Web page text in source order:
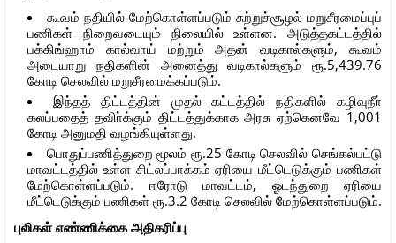
கூவம் நதியில் மேற்கொள்ளப்படும் சுற்றுச்சூழல் மறுசீரமைப்புப்
பணிகள் நிறைவடையும் நிலையில் உள்ளன. அடுத்தகட்டத்தில்
பக்கிங்ஹாம் கால்வாய் மற்றும் அதன் வடிகால்களும், கூவம்
அடையாறு நதிகளின் அனைத்து வடிகால்களும் ரூ.5,439.76
கோடி செலவில் மறுசீரமைக்கப்படும்.
இந்தத் திட்டத்தின் முதல் கட்டத்தில் நதிகளில் கழிவுநீா்
கலப்பதைத் தவிா்க்கும் திட்டத்துக்காக அரசு ஏற்கெனவே 1,001
கோடி அனுமதி வழங்கியுள்ளது.
பொதுப்பணித்துறை மூலம் ரூ.25 கோடி செலவில் செங்கல்பட்டு
மாவட்டத்தில் உள்ள சிட்லப்பாக்கம் ஏரியை மீட்டெடுக்கும் பணிகள்
மேற்கொள்ளப்படும். ஈரோடு மாவட்டம், ஓடந்துறை ஏரியை
மீட்டெடுக்கும் பணிகள் ரூ.3.2 கோடி செலவில் மேற்கொள்ளப்படும்.
புலிகள் எண்ணிக்கை அதிகரிப்பு